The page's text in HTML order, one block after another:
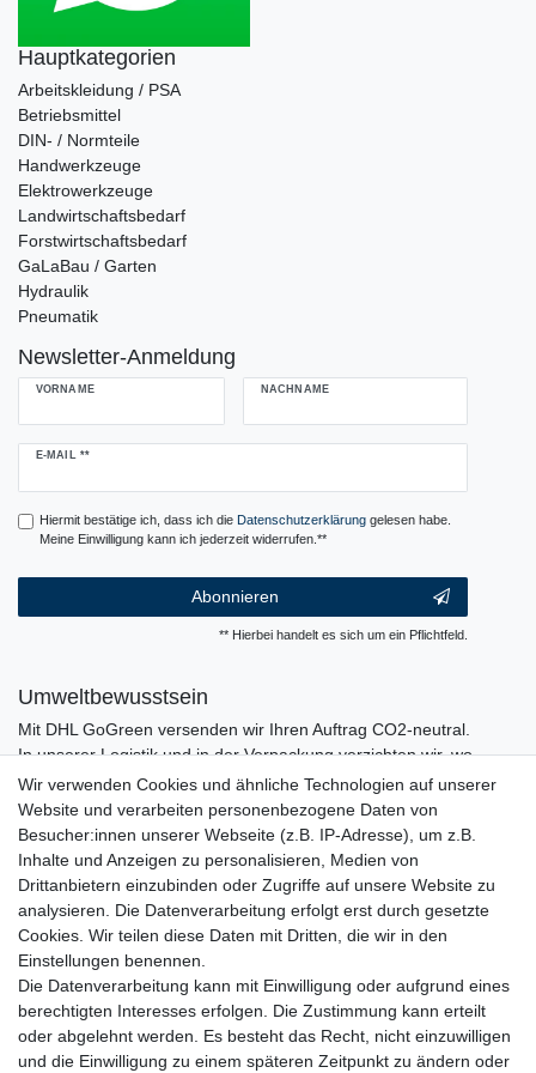
Hauptkategorien
Arbeitskleidung / PSA
Betriebsmittel
DIN- / Normteile
Handwerkzeuge
Elektrowerkzeuge
Landwirtschaftsbedarf
Forstwirtschaftsbedarf
GaLaBau / Garten
Hydraulik
Pneumatik
Newsletter-Anmeldung
VORNAME NACHNAME
E-MAIL **
Newsletter
Hiermit bestätige ich, dass ich die Daten­schutz­erklärunggelesen habe.
Meine Einwilligung kann ich jederzeit widerrufen.**
Abonnieren
** Hierbei handelt es sich um ein Pflichtfeld.
Umweltbewusstsein
Mit DHL GoGreen versenden wir Ihren Auftrag CO2-neutral.
In unserer Logistik und in der Verpackung verzichten wir, wo
immer es möglich ist, auf den Einsatz von Kunststoffen und
Plastik.
Wir verwenden Cookies und ähnliche Technologien auf unserer
Website und verarbeiten personenbezogene Daten von
Besucher:innen unserer Webseite (z.B. IP-Adresse), um z.B.
Inhalte und Anzeigen zu personalisieren, Medien von
Drittanbietern einzubinden oder Zugriffe auf unsere Website zu
analysieren. Die Datenverarbeitung erfolgt erst durch gesetzte
Cookies. Wir teilen diese Daten mit Dritten, die wir in den
Einstellungen benennen.
Die Datenverarbeitung kann mit Einwilligung oder aufgrund eines
berechtigten Interesses erfolgen. Die Zustimmung kann erteilt
oder abgelehnt werden. Es besteht das Recht, nicht einzuwilligen
und die Einwilligung zu einem späteren Zeitpunkt zu ändern oder